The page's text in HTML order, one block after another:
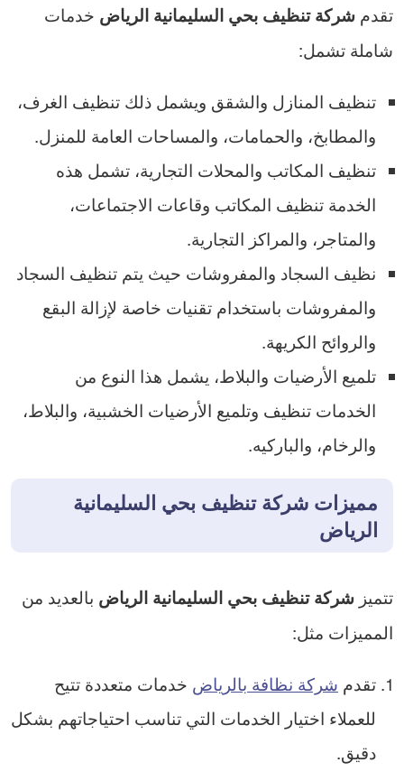
تقدم شركة تنظيف بحي السليمانية الرياض خدمات
شاملة تشمل:
تنظيف المنازل والشقق ويشمل ذلك تنظيف الغرف،
والمطابخ، والحمامات، والمساحات العامة للمنزل.
تنظيف المكاتب والمحلات التجارية، تشمل هذه
الخدمة تنظيف المكاتب وقاعات الاجتماعات،
والمتاجر، والمراكز التجارية.
نظيف السجاد والمفروشات حيث يتم تنظيف السجاد
والمفروشات باستخدام تقنيات خاصة لإزالة البقع
والروائح الكريهة.
تلميع الأرضيات والبلاط، يشمل هذا النوع من
الخدمات تنظيف وتلميع الأرضيات الخشبية، والبلاط،
والرخام، والباركيه.
مميزات شركة تنظيف بحي السليمانية
الرياض
تتميز شركة تنظيف بحي السليمانية الرياض بالعديد من
المميزات مثل:
تقدم شركة نظافة بالرياض خدمات متعددة تتيح
للعملاء اختيار الخدمات التي تناسب احتياجاتهم بشكل
دقيق.